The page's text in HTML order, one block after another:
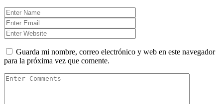
Guarda mi nombre, correo electrónico y web en este navegador
para la próxima vez que comente.